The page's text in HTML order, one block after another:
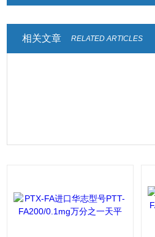
相关文章 RELATED ARTICLES